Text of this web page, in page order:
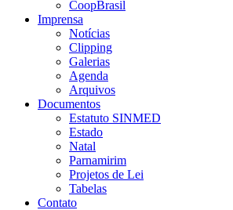
CoopBrasil
Imprensa
Notícias
Clipping
Galerias
Agenda
Arquivos
Documentos
Estatuto SINMED
Estado
Natal
Parnamirim
Projetos de Lei
Tabelas
Contato